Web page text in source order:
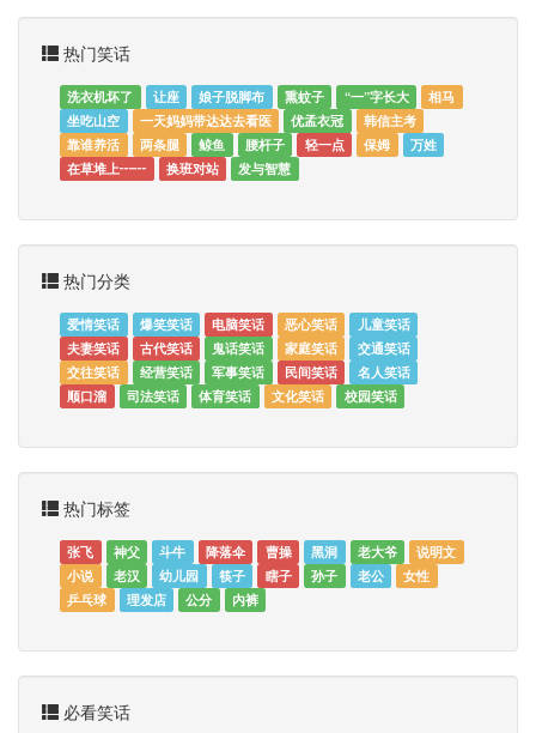
热门笑话
洗衣机坏了 让座 娘子脱脚布 熏蚊子 “一”字长大
相马
坐吃山空
一天妈妈带达达去看医 优孟衣冠
韩信主考
靠谁养活
两条腿 鲸鱼 腰杆子 轻一点 保姆
万姓
在草堆上┅┅
换班对站 发与智慧
热门分类
爱情笑话 爆笑笑话 电脑笑话 恶心笑话
儿童笑话
夫妻笑话
古代笑话 鬼话笑话 家庭笑话
交通笑话
交往笑话
经营笑话 军事笑话 民间笑话
名人笑话
顺口溜
司法笑话 体育笑话 文化笑话 校园笑话
热门标签
张飞 神父 斗牛 降落伞 曹操 黑洞 老大爷
说明文
小说
老汉 幼儿园 筷子 瞎子 孙子 老公
女性
乒乓球
理发店 公分 内裤
必看笑话